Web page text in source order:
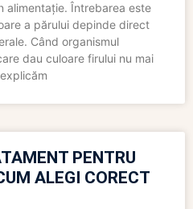
alimentație. Întrebarea este
a părului depinde direct
Când organismul
dau culoare firului nu mai
PENTRU
ALEGI CORECT